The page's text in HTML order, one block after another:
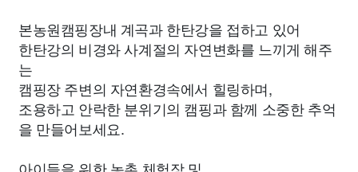
본농원캠핑장내 계곡과 한탄강을 접하고 있어
한탄강의 비경와 사계절의 자연변화를 느끼게 해주
는
캠핑장 주변의 자연환경속에서 힐링하며,
조용하고 안락한 분위기의 캠핑과 함께 소중한 추억
을 만들어보세요.